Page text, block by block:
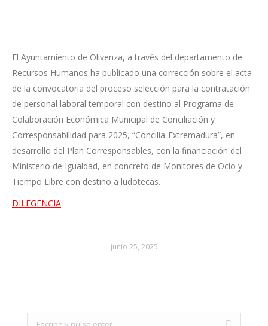
El Ayuntamiento de Olivenza, a través del departamento de
Recursos Humanos ha publicado una corrección sobre el acta
de la convocatoria del proceso selección para la contratación
de personal laboral temporal con destino al Programa de
Colaboración Económica Municipal de Conciliación y
Corresponsabilidad para 2025, “Concilia-Extremadura”, en
desarrollo del Plan Corresponsables, con la financiación del
Ministerio de Igualdad, en concreto de Monitores de Ocio y
Tiempo Libre con destino a ludotecas.
DILEGENCIA
junio 25, 2025
Search: